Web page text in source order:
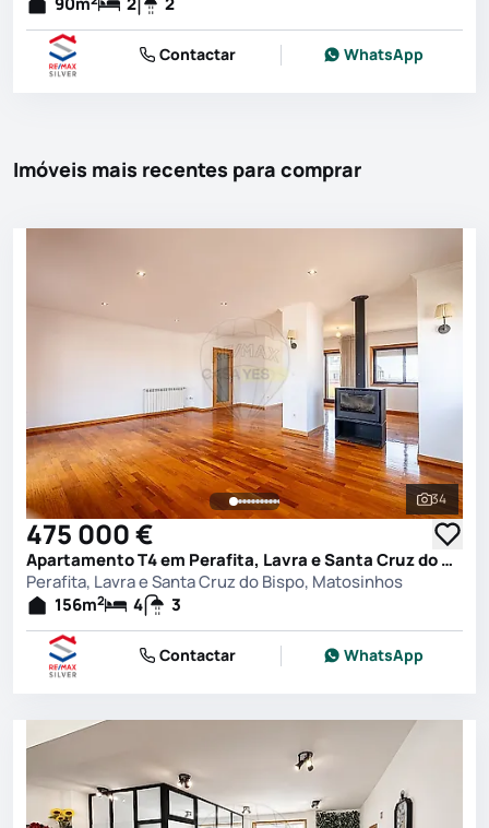
Contactar WhatsApp
Imóveis mais recentes para comprar
Ver
34
475 000 €
Apartamento T4 em Perafita, Lavra e Santa Cruz do Bispo, Matosinhos
Perafita, Lavra e Santa Cruz do Bispo, Matosinhos
156m2 4 3
Contactar WhatsApp